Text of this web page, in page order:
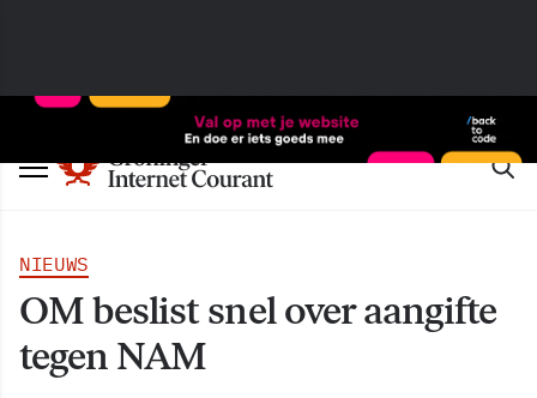
NIEUWS
OM beslist snel over aangifte
tegen NAM